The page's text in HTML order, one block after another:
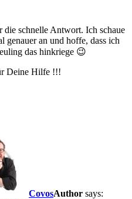
die schnelle Antwort. Ich schaue
genauer an und hoffe, dass ich
das hinkriege 😉
Deine Hilfe !!!
Covos
says: